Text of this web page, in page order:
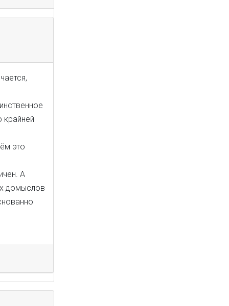
крайней
это
А
домыслов